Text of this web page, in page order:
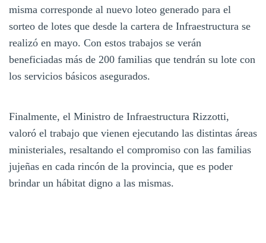
misma corresponde al nuevo loteo generado para el
sorteo de lotes que desde la cartera de Infraestructura se
realizó en mayo. Con estos trabajos se verán
beneficiadas más de 200 familias que tendrán su lote con
los servicios básicos asegurados.
Finalmente, el Ministro de Infraestructura Rizzotti,
valoró el trabajo que vienen ejecutando las distintas áreas
ministeriales, resaltando el compromiso con las familias
jujeñas en cada rincón de la provincia, que es poder
brindar un hábitat digno a las mismas.